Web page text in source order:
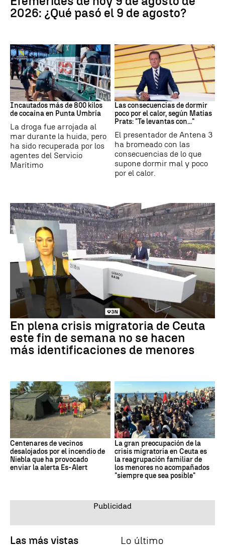
2026: ¿Qué pasó el 9 de agosto?
Tráfico de drogas
Incautados más de 800 kilos
de cocaína en Punta Umbría
La droga fue arrojada al
mar durante la huida, pero
ha sido recuperada por los
agentes del Servicio
Marítimo
Las consecuencias de dormir
poco por el calor, según Matías
Prats: "Te levantas con..."
El presentador de Antena 3
ha bromeado con las
consecuencias de lo que
supone dormir mal y poco
por el calor.
En plena crisis migratoria de Ceuta
este fin de semana no se hacen
más identificaciones de menores
Centenares de vecinos
desalojados por el incendio de
Niebla que ha provocado
enviar la alerta Es-Alert
La gran preocupación de la
crisis migratoria en Ceuta es
la reagrupación familiar de
los menores no acompañados
"siempre que sea posible"
Las más vistas Lo último